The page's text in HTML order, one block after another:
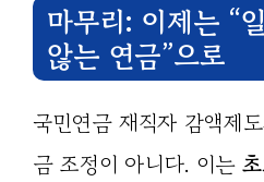
마무리: 이제는 “
않는 연금”으로
국민연금 재직자 감액제
금 조정이 아니다. 이는